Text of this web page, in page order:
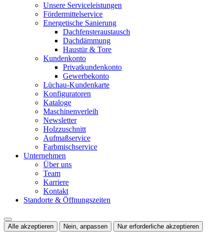
Unsere Serviceleistungen
Fördermittelservice
Energetische Sanierung
Dachfensteraustausch
Dachdämmung
Haustür & Tore
Kundenkonto
Privatkundenkonto
Gewerbekonto
Lüchau-Kundenkarte
Konfiguratoren
Kataloge
Maschinenverleih
Newsletter
Holzzuschnitt
Aufmaßservice
Farbmischservice
Unternehmen
Über uns
Team
Karriere
Kontakt
Standorte & Öffnungszeiten
Alle akzeptieren Nein, anpassen Nur erforderliche akzeptieren